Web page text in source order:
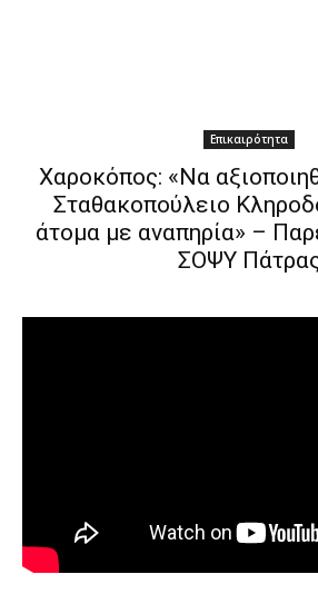
Επικαιρότητα
Χαροκόπος: «Να
Σταθακοπούλειο
άτομα με αναπηρία» –
ΣΟΨΥ